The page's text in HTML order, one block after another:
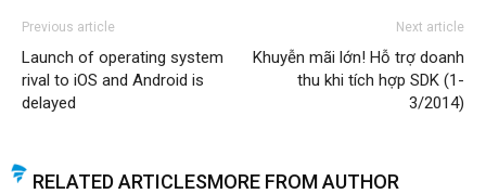
Previous article
Launch of operating system
rival to iOS and Android is
delayed
Next article
Khuyễn mãi lớn! Hỗ trợ doanh
thu khi tích hợp SDK (1-
3/2014)
RELATED ARTICLESMORE FROM AUTHOR